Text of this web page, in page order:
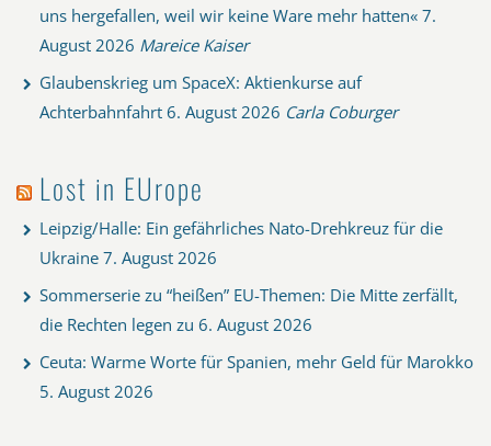
uns hergefallen, weil wir keine Ware mehr hatten« 7.
August 2026 Mareice Kaiser
Glaubenskrieg um SpaceX: Aktienkurse auf
Achterbahnfahrt 6. August 2026 Carla Coburger
Lost in EUrope
Leipzig/Halle: Ein gefährliches Nato-Drehkreuz für die
Ukraine 7. August 2026
Sommerserie zu “heißen” EU-Themen: Die Mitte zerfällt,
die Rechten legen zu 6. August 2026
Ceuta: Warme Worte für Spanien, mehr Geld für Marokko
5. August 2026